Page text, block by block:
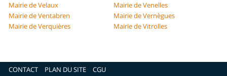
Mairie de Velaux
Mairie de Venelles
Mairie de Ventabren
Mairie de Vernègues
Mairie de Verquières
Mairie de Vitrolles
CONTACT PLAN DU SITE CGU